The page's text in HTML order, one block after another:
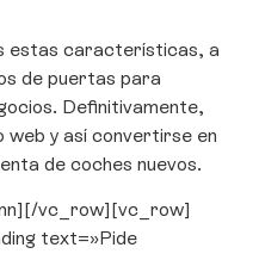
estas características, a
de puertas para
Definitivamente,
web y así convertirse en
de coches nuevos.
vc_row][vc_row]
text=»Pide